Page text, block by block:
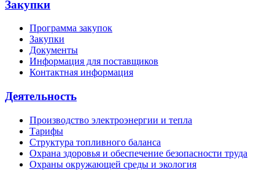
Закупки
Программа закупок
Закупки
Документы
Информация для поставщиков
Контактная информация
Деятельность
Производство электроэнергии и тепла
Тарифы
Структура топливного баланса
Охрана здоровья и обеспечение безопасности труда
Охраны окружающей среды и экология